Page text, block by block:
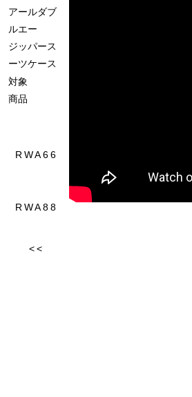
アールダブ
ルエー
ジッパース
ーツケース
対象
商品